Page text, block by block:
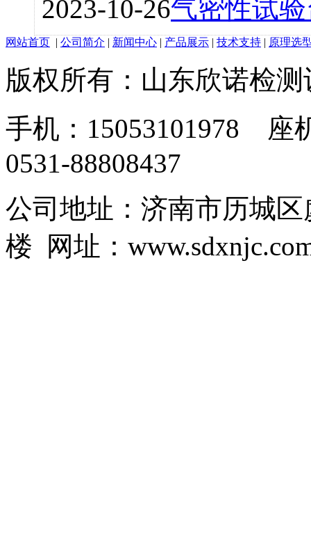
2023-10-26气密性试
网站首页 | 公司简介 | 新闻中心 | 产品展示 | 技术支持 | 原理选
版权所有：山东欣诺检
手机：15053101978 座
0531-88808437
公司地址：济南市历城
楼 网址：